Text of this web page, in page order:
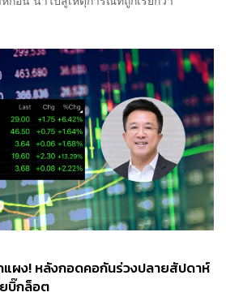
แผง! หลังกอดคอกันร่วงปลายสัปดาห์
บิ๊กล็อต